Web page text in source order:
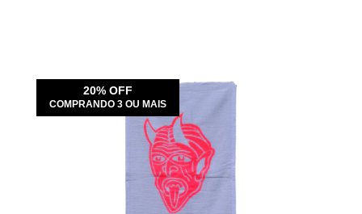
20% OFF
COMPRANDO 3 OU MAIS